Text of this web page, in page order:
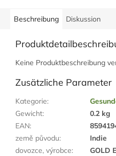
Beschreibung Diskussion
Keine Produktbeschreibung
Zusätzliche Parameter
Kategorie:
Gewicht:
0.2 kg
EAN:
země původu:
Indie
dovozce, výrobce:
GOLD